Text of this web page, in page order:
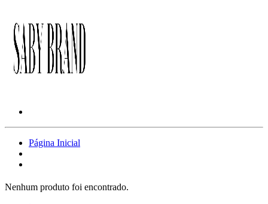
Página Inicial
Nenhum produto foi encontrado.